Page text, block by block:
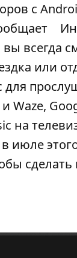
с
вы всегда
или
для
Waze,
на
июле